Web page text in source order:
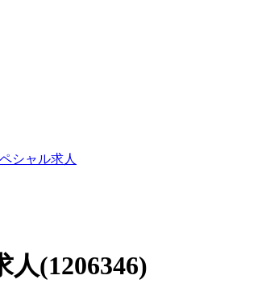
シャル求人
(1206346)